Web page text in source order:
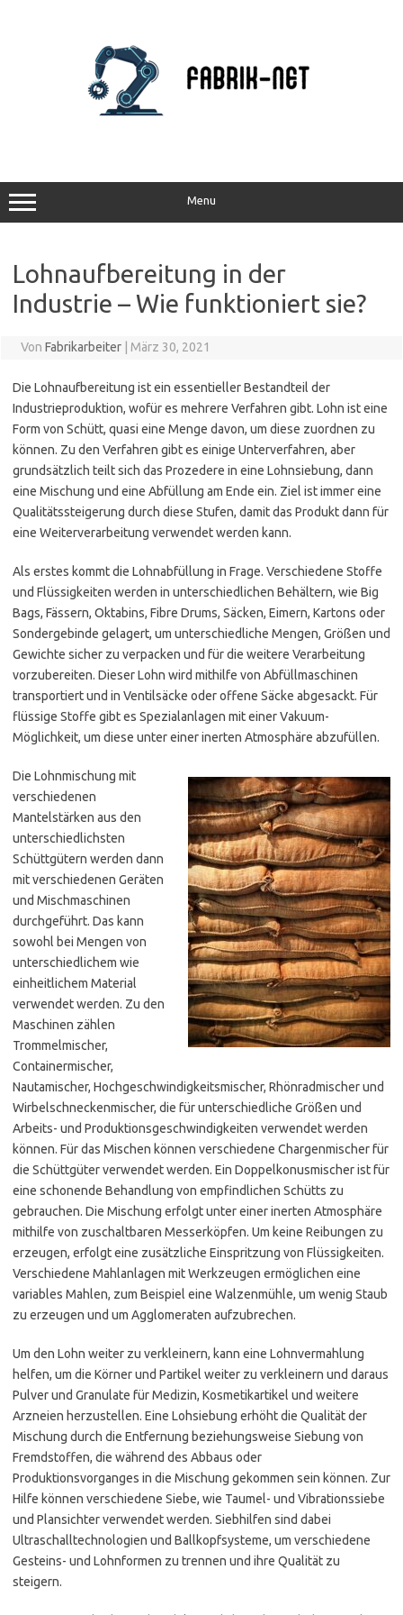
Menu
Lohnaufbereitung in der
Industrie – Wie funktioniert sie?
Von Fabrikarbeiter März 30, 2021
Die Lohnaufbereitung ist ein essentieller Bestandteil der
Industrieproduktion, wofür es mehrere Verfahren gibt. Lohn ist eine
Form von Schütt, quasi eine Menge davon, um diese zuordnen zu
können. Zu den Verfahren gibt es einige Unterverfahren, aber
grundsätzlich teilt sich das Prozedere in eine Lohnsiebung, dann
eine Mischung und eine Abfüllung am Ende ein. Ziel ist immer eine
Qualitätssteigerung durch diese Stufen, damit das Produkt dann für
eine Weiterverarbeitung verwendet werden kann.
Als erstes kommt die Lohnabfüllung in Frage. Verschiedene Stoffe
und Flüssigkeiten werden in unterschiedlichen Behältern, wie Big
Bags, Fässern, Oktabins, Fibre Drums, Säcken, Eimern, Kartons oder
Sondergebinde gelagert, um unterschiedliche Mengen, Größen und
Gewichte sicher zu verpacken und für die weitere Verarbeitung
vorzubereiten. Dieser Lohn wird mithilfe von Abfüllmaschinen
transportiert und in Ventilsäcke oder offene Säcke abgesackt. Für
flüssige Stoffe gibt es Spezialanlagen mit einer Vakuum-
Möglichkeit, um diese unter einer inerten Atmosphäre abzufüllen.
Die Lohnmischung mit
verschiedenen
Mantelstärken aus den
unterschiedlichsten
Schüttgütern werden dann
mit verschiedenen Geräten
und Mischmaschinen
durchgeführt. Das kann
sowohl bei Mengen von
unterschiedlichem wie
einheitlichem Material
verwendet werden. Zu den
Maschinen zählen
Trommelmischer,
Containermischer,
Nautamischer, Hochgeschwindigkeitsmischer, Rhönradmischer und
Wirbelschneckenmischer, die für unterschiedliche Größen und
Arbeits- und Produktionsgeschwindigkeiten verwendet werden
können. Für das Mischen können verschiedene Chargenmischer für
die Schüttgüter verwendet werden. Ein Doppelkonusmischer ist für
eine schonende Behandlung von empfindlichen Schütts zu
gebrauchen. Die Mischung erfolgt unter einer inerten Atmosphäre
mithilfe von zuschaltbaren Messerköpfen. Um keine Reibungen zu
erzeugen, erfolgt eine zusätzliche Einspritzung von Flüssigkeiten.
Verschiedene Mahlanlagen mit Werkzeugen ermöglichen eine
variables Mahlen, zum Beispiel eine Walzenmühle, um wenig Staub
zu erzeugen und um Agglomeraten aufzubrechen.
Um den Lohn weiter zu verkleinern, kann eine Lohnvermahlung
helfen, um die Körner und Partikel weiter zu verkleinern und daraus
Pulver und Granulate für Medizin, Kosmetikartikel und weitere
Arzneien herzustellen. Eine Lohsiebung erhöht die Qualität der
Mischung durch die Entfernung beziehungsweise Siebung von
Fremdstoffen, die während des Abbaus oder
Produktionsvorganges in die Mischung gekommen sein können. Zur
Hilfe können verschiedene Siebe, wie Taumel- und Vibrationssiebe
und Plansichter verwendet werden. Siebhilfen sind dabei
Ultraschalltechnologien und Ballkopfsysteme, um verschiedene
Gesteins- und Lohnformen zu trennen und ihre Qualität zu
steigern.